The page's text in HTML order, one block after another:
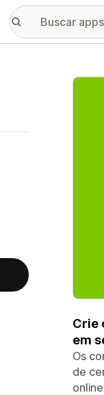
Crie
em
Os
de